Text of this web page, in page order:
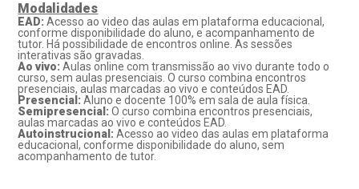
Modalidades
EAD:Acesso ao video das aulas em plataforma educacional,
conforme disponibilidade do aluno, e acompanhamento de
tutor. Há possibilidade de encontros online. As sessões
interativas são gravadas.
Ao vivo: Aulas online com transmissão ao vivo durante todo o
curso, sem aulas presenciais. O curso combina encontros
presenciais, aulas marcadas ao vivo e conteúdos EAD.
Presencial:Aluno e docente 100% em sala de aula física.
Semipresencial:O curso combina encontros presenciais,
aulas marcadas ao vivo e conteúdos EAD.
Autoinstrucional:Acesso ao video das aulas em plataforma
educacional, conforme disponibilidade do aluno, sem
acompanhamento de tutor.